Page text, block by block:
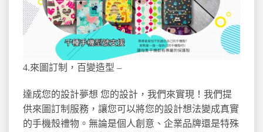
4.來圖訂制，百變造型 –
達成您的設計夢想 您的設計，我們來實現！我們提
供來圖訂制服務，讓您可以將您的設計想法變成真實
的手機殼禮物。無論是個人創意、企業品牌還是特殊